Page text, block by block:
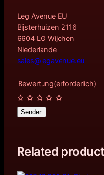
Leg Avenue EU
Bijsterhuizen 2116
6604 LG Wijchen
Niederlande
sales@legavenue.eu
Bewertung(erforderlich)
Senden
Related